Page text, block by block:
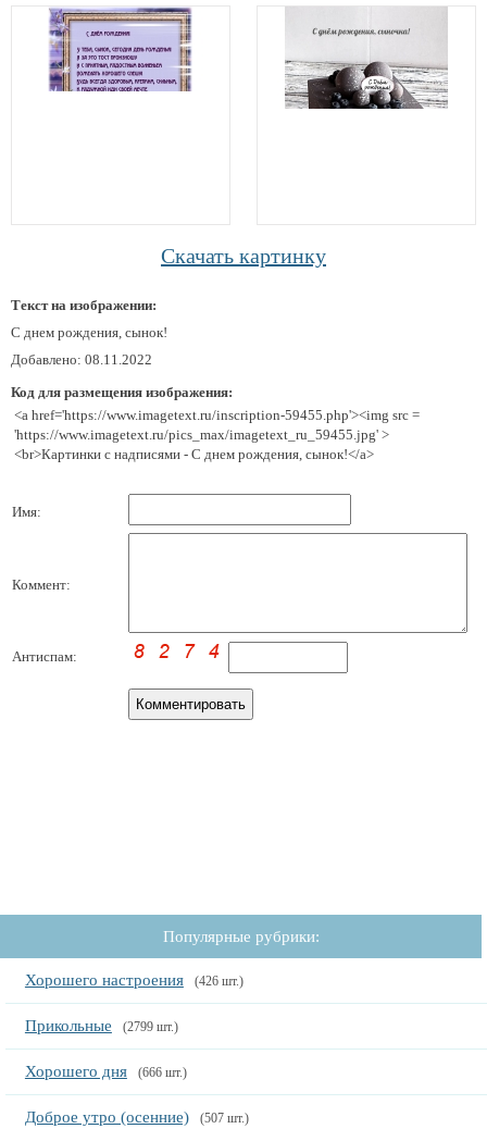
Скачать картинку
Текст на изображении:
С днем рождения, сынок!
Добавлено: 08.11.2022
Код для размещения изображения:
<a href='https://www.imagetext.ru/inscription-59455.php'><img src =
'https://www.imagetext.ru/pics_max/imagetext_ru_59455.jpg' >
<br>Картинки с надписями - С днем рождения, сынок!</a>
Имя:
Коммент:
Антиспам:
Популярные рубрики:
Хорошего настроения (426 шт.)
Прикольные (2799 шт.)
Хорошего дня (666 шт.)
Доброе утро (осенние) (507 шт.)